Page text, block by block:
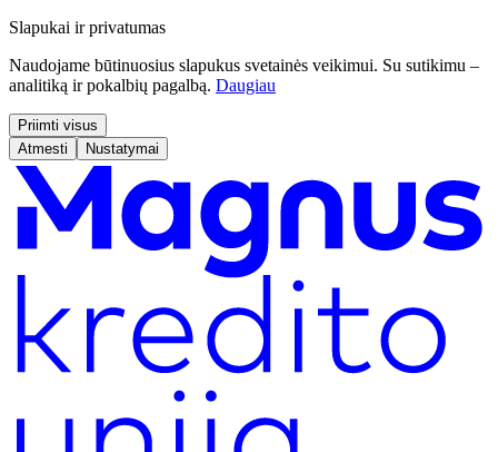
Slapukai ir privatumas
Naudojame būtinuosius slapukus svetainės veikimui. Su sutikimu –
analitiką ir pokalbių pagalbą. Daugiau
Priimti visus
Atmesti
Nustatymai